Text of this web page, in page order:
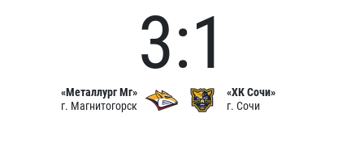
«Металлург Мг»
г. Магнитогорск
3:1
«ХК Сочи»
г. Сочи